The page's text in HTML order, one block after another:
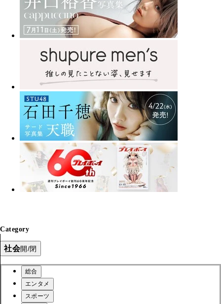
Category
社会開/閉
総合
エンタメ
スポーツ